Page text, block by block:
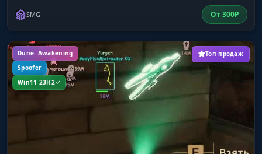
SMG От300₽
Dune: Awakening
Spoofer
Win11 23H2
Топ продаж